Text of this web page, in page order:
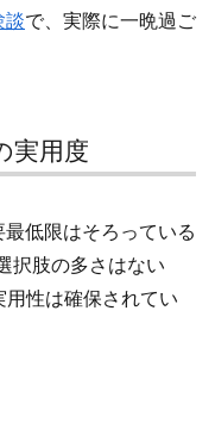
談で、実際に一晩過ご
実用度
低限はそろっている
択肢の多さはない
性は確保されてい